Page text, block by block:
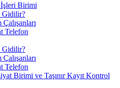
İşleri Birimi
Gidilir?
Telefon
Gidilir?
Telefon
Birimi ve Taşınır Kayıt Kontrol